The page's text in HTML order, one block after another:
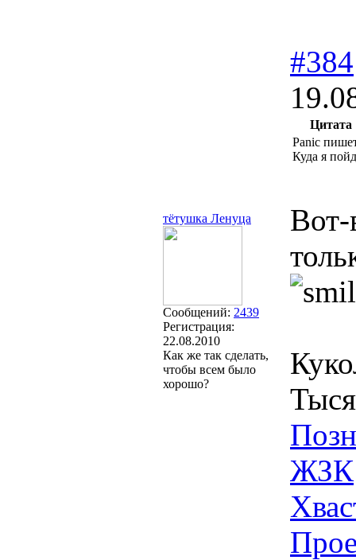
тётушка Ленуца
Сообщений: 2439
Регистрация:
22.08.2010
Как же так сделать,
чтобы всем было
хорошо?
#384
Цитата
Panic
Куда я
Вот-
ЖЗК